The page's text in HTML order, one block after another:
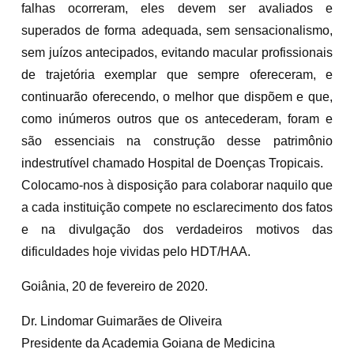
falhas ocorreram, eles devem ser avaliados e
superados de forma adequada, sem sensacionalismo,
sem juízos antecipados, evitando macular profissionais
de trajetória exemplar que sempre ofereceram, e
continuarão oferecendo, o melhor que dispõem e que,
como inúmeros outros que os antecederam, foram e
são essenciais na construção desse patrimônio
indestrutível chamado Hospital de Doenças Tropicais.
Colocamo-nos à disposição para colaborar naquilo que
a cada instituição compete no esclarecimento dos fatos
e na divulgação dos verdadeiros motivos das
dificuldades hoje vividas pelo HDT/HAA.
Goiânia, 20 de fevereiro de 2020.
Dr. Lindomar Guimarães de Oliveira
Presidente da Academia Goiana de Medicina